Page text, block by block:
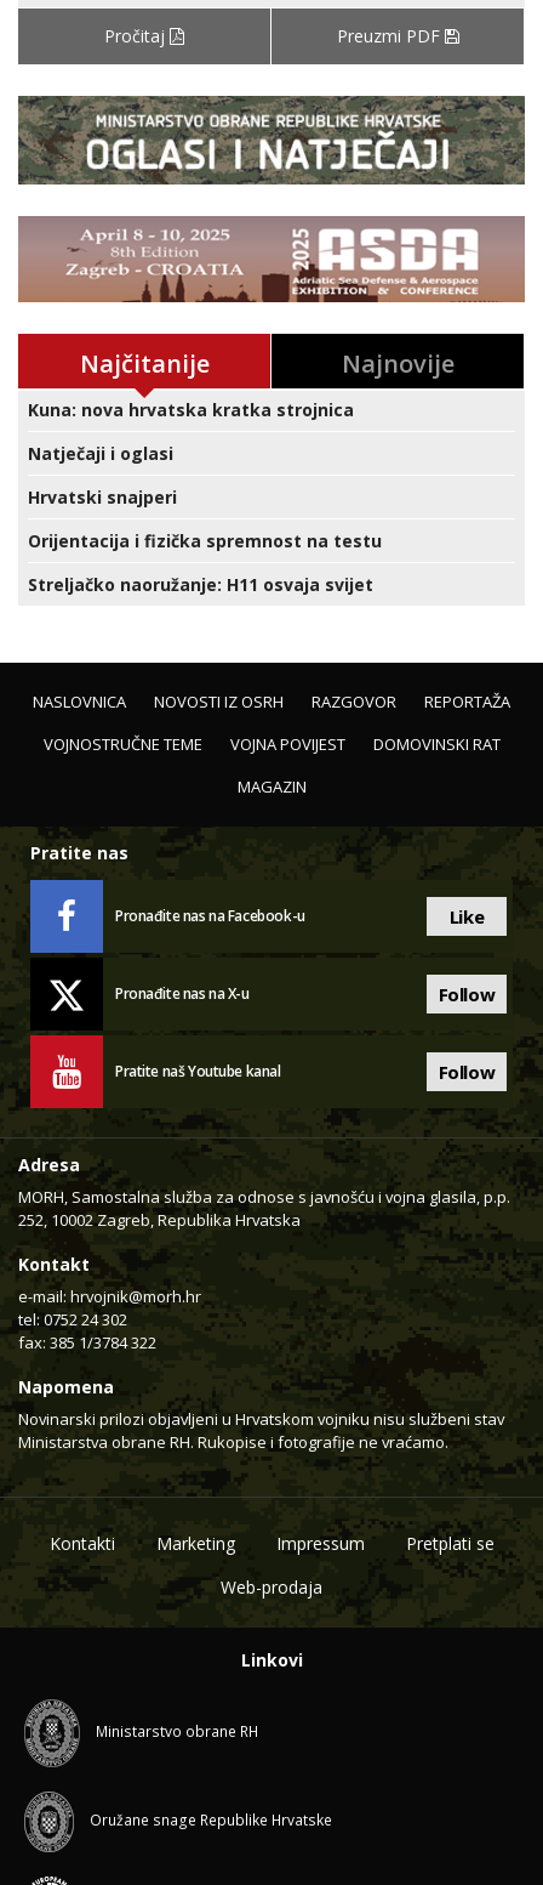
Pročitaj Preuzmi PDF
Najčitanije Najnovije
Kuna: nova hrvatska kratka strojnica
Natječaji i oglasi
Hrvatski snajperi
Orijentacija i fizička spremnost na testu
Streljačko naoružanje: H11 osvaja svijet
NASLOVNICA NOVOSTI IZ OSRH RAZGOVOR
REPORTAŽA
VOJNOSTRUČNE TEME
VOJNA POVIJEST
DOMOVINSKI RAT
MAGAZIN
Pratite nas
Pronađite nas na Facebook-u Like
Pronađite nas na X-u Follow
Pratite naš Youtube kanal Follow
Adresa
MORH, Samostalna služba za odnose s javnošću i vojna glasila, p.p.
252, 10002 Zagreb, Republika Hrvatska
Kontakt
e-mail: hrvojnik@morh.hr
tel: 0752 24 302
fax: 385 1/3784 322
Napomena
Novinarski prilozi objavljeni u Hrvatskom vojniku nisu službeni stav
Ministarstva obrane RH. Rukopise i fotografije ne vraćamo.
Kontakti Marketing Impressum
Pretplati se
Web-prodaja
Linkovi
Ministarstvo obrane RH
Oružane snage Republike Hrvatske